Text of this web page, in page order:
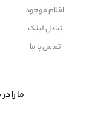
اقلام موجود
تبادل لینک
تماس با ما
ما را